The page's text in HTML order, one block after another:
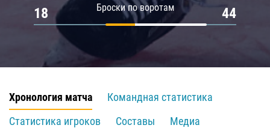
Броски по воротам
18 44
Хронология матча
Командная статистика
Статистика игроков
Составы
Медиа